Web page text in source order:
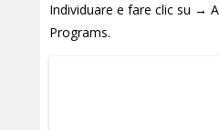
Individuare e fare clic su →
Programs.